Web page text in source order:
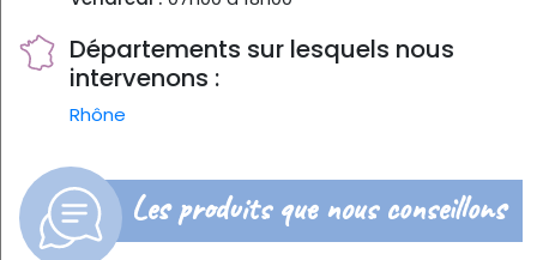
Départements sur lesquels nous
intervenons :
Rhône
Les produits que nous conseillons